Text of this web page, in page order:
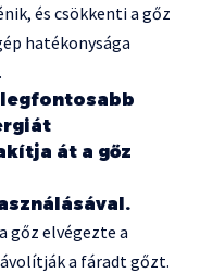
és csökkenti a gőz
hatékonysága
legfontosabb
át a gőz
gőz elvégezte a
a fáradt gőzt.